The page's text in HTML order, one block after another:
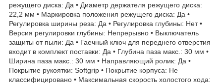
режущего диска: Да • Диаметр держателя режущего диска:
22,2 мм • Маркировка положения режущего диска: Да •
Регулировка ширины реза: Да • Регулировка глубины: Нет •
Версия регулировки глубины: Непрерывно • Выключатель
защиты от пыли: Да • Гаечный ключ для переднего отверстия
входит в комплект поставки: Да • Глубина паза макс.: 30 мм •
Ширина паза макс.: 30 мм • Направляющий ролик: Да •
Покрытие рукоятки: Softgrip • Покрытие корпуса: Не
классифицировано • Максимальная скорость холостого хода: